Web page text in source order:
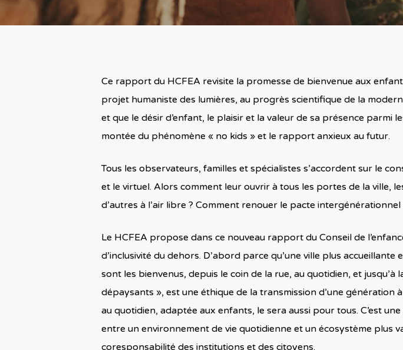
Ce rapport du HCFEA revisite la promesse de bienvenue aux
projet humaniste des lumières, au progrès scientifique de la
et que le désir d’enfant, le plaisir et la valeur de sa présence
montée du phénomène « no kids » et le rapport anxieux au futur.
Tous les observateurs, familles et spécialistes s’accordent sur le
et le virtuel. Alors comment leur ouvrir à tous les portes de la ville,
d’autres à l’air libre ? Comment renouer le pacte
Le HCFEA propose dans ce nouveau rapport du Conseil de
d’inclusivité du dehors. D’abord parce qu’une ville plus
sont les bienvenus, depuis le coin de la rue, au quotidien, et
dépaysants », est une éthique de la transmission d’une génération
au quotidien, adaptée aux enfants, le sera aussi pour tous. C’est
entre un environnement de vie quotidienne et un écosystème plus
coresponsabilité des institutions et des citoyens.